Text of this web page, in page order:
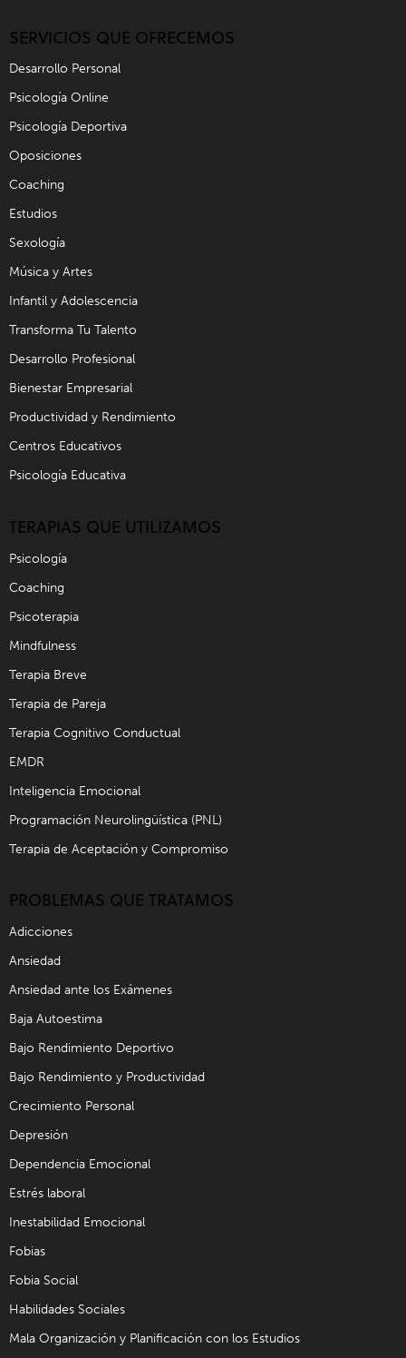
SERVICIOS QUE OFRECEMOS
Desarrollo Personal
Psicología Online
Psicología Deportiva
Oposiciones
Coaching
Estudios
Sexología
Música y Artes
Infantil y Adolescencia
Transforma Tu Talento
Desarrollo Profesional
Bienestar Empresarial
Productividad y Rendimiento
Centros Educativos
Psicología Educativa
TERAPIAS QUE UTILIZAMOS
Psicología
Coaching
Psicoterapia
Mindfulness
Terapia Breve
Terapia de Pareja
Terapia Cognitivo Conductual
EMDR
Inteligencia Emocional
Programación Neurolingüística (PNL)
Terapia de Aceptación y Compromiso
PROBLEMAS QUE TRATAMOS
Adicciones
Ansiedad
Ansiedad ante los Exámenes
Baja Autoestima
Bajo Rendimiento Deportivo
Bajo Rendimiento y Productividad
Crecimiento Personal
Depresión
Dependencia Emocional
Estrés laboral
Inestabilidad Emocional
Fobias
Fobia Social
Habilidades Sociales
Mala Organización y Planificación con los Estudios